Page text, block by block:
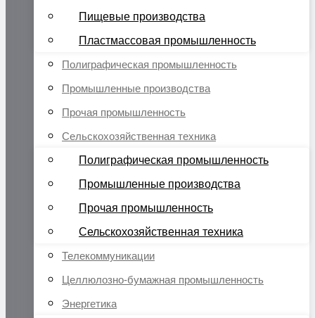
Пищевые производства
Пластмассовая промышленность
Полиграфическая промышленность
Промышленные производства
Прочая промышленность
Сельскохозяйственная техника
Полиграфическая промышленность
Промышленные производства
Прочая промышленность
Сельскохозяйственная техника
Телекоммуникации
Целлюлозно-бумажная промышленность
Энергетика